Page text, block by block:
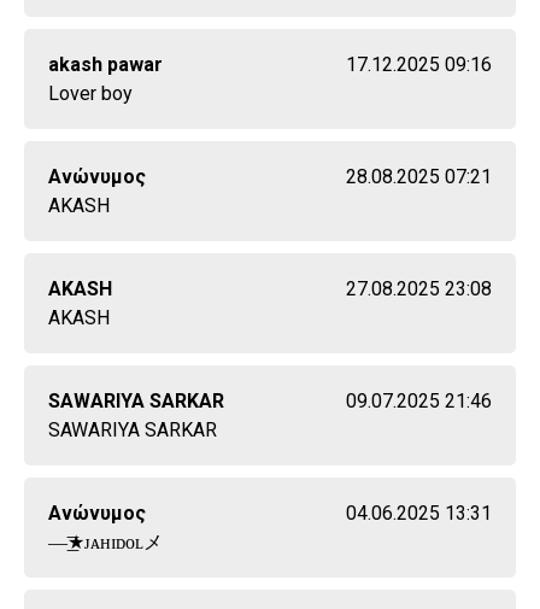
akash pawar
17.12.2025 09:16
Lover boy
Ανώνυμος
28.08.2025 07:21
AKASH
AKASH
27.08.2025 23:08
AKASH
SAWARIYA SARKAR
09.07.2025 21:46
SAWARIYA SARKAR
Ανώνυμος
04.06.2025 13:31
—͟͞★ᴊᴀʜɪᴅᴏʟメ